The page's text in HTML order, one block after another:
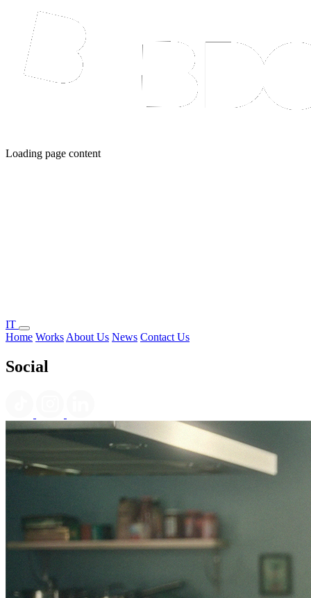
Loading page content
IT
Home Works About Us News Contact Us
Social